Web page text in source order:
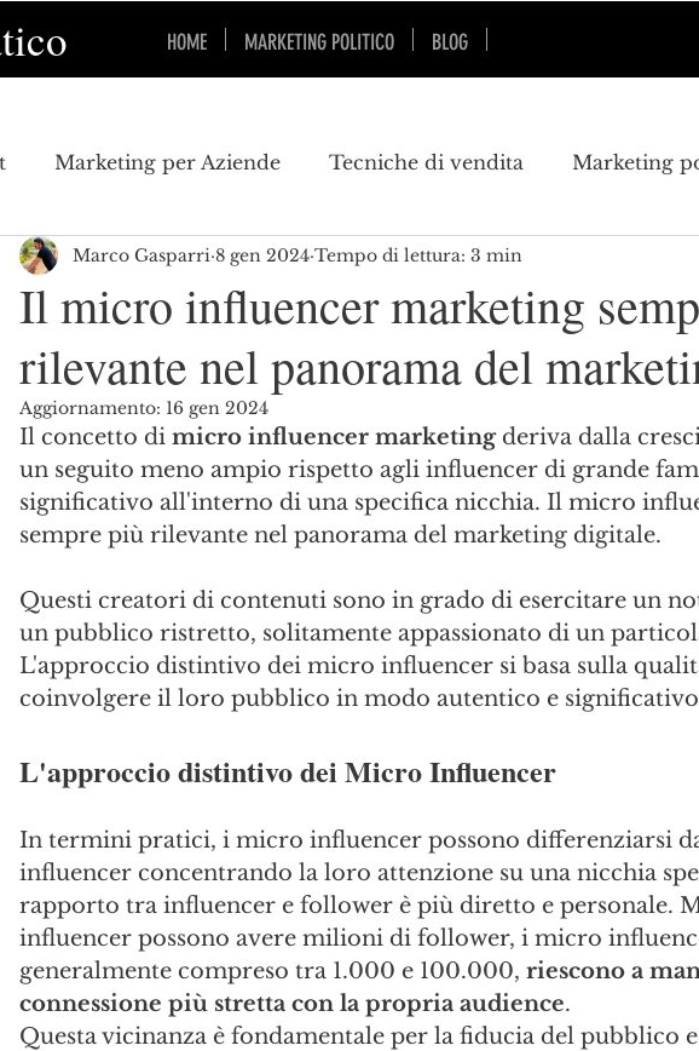
HOME MARKETING POLITICO BLOG
Marketing per Aziende Tecniche di vendita Marketing
curiosità marketing turistico pubblicità
del vino marketing territoriale innovazione
Il micro influencer marketing
rilevante nel panorama del
Marco Gasparri 8 gen 2024 Tempo di lettura: 3 min
Aggiornamento: 16 gen 2024
Il concetto di micro influencer marketing deriva dalla
un seguito meno ampio rispetto agli influencer di grande
significativo all'interno di una specifica nicchia. Il micro
sempre più rilevante nel panorama del marketing digitale.
Questi creatori di contenuti sono in grado di esercitare un
un pubblico ristretto, solitamente appassionato di un
L'approccio distintivo dei micro influencer si basa sulla
coinvolgere il loro pubblico in modo autentico e
L'approccio distintivo dei Micro Influencer
In termini pratici, i micro influencer possono differenziarsi
influencer concentrando la loro attenzione su una nicchia
rapporto tra influencer e follower è più diretto e personale.
influencer possono avere milioni di follower, i micro
generalmente compreso tra 1.000 e 100.000, riescono a
connessione più stretta con la propria audience.
Questa vicinanza è fondamentale per la fiducia del pubblico